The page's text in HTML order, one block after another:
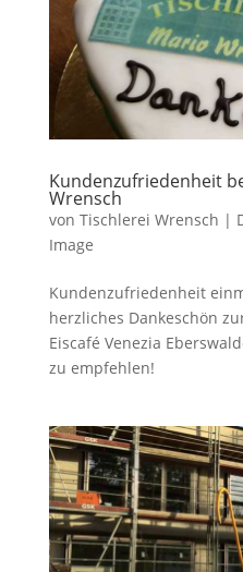
Kundenzufriedenheit
Wrensch
von Tischlerei Wrensch |
Image
Kundenzufriedenheit
herzliches Dankeschön
Eiscafé Venezia
zu empfehlen!